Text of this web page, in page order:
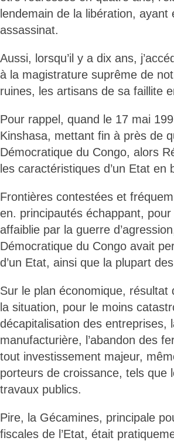
lendemain de la libération,
assassinat.
Aussi, lorsqu’il y a dix ans,
à la magistrature suprême de
ruines, les artisans de sa faillite
Pour rappel, quand le 17 mai
Kinshasa, mettant fin à près de
Démocratique du Congo, alors
les caractéristiques d’un Etat en
Frontières contestées et
en. principautés échappant,
affaiblie par la guerre
Démocratique du Congo avait
d’un Etat, ainsi que la plupart
Sur le plan économique, résultat
la situation, pour le moins
décapitalisation des entreprises,
manufacturière, l’abandon des
tout investissement majeur,
porteurs de croissance, tels que
travaux publics.
Pire, la Gécamines, principale
fiscales de l’Etat, était